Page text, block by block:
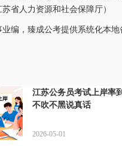
苏省人力资源和社会保障厅）
编，臻成公考提供系统化本地
江苏公务员考试上岸率
不吹不黑说真话
2026-05-01